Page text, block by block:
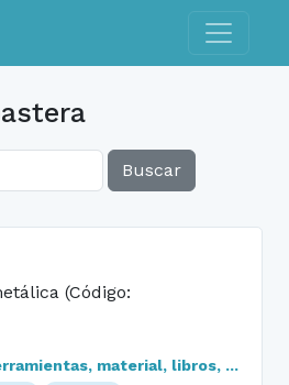
Toggle
Buscar
(Código:
material, libros, ...